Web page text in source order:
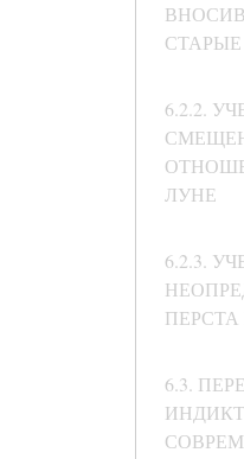
6.2.2.
ЛУНЕ
6.2.3.
6.3.